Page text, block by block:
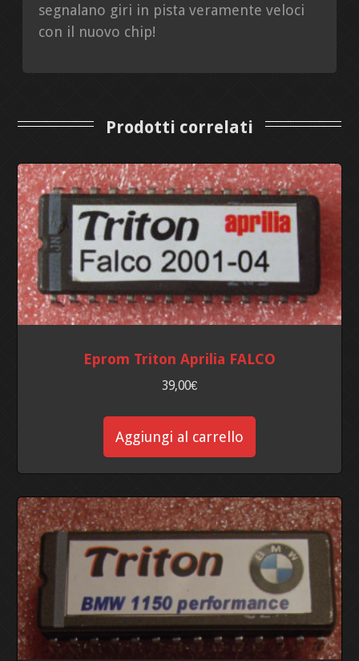
segnalano giri in pista veramente veloci
con il nuovo chip!
Prodotti correlati
Eprom Triton Aprilia FALCO
39,00€
Aggiungi al carrello